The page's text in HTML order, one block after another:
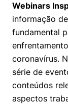
Engenharia
Economia
Finanças
Negócios
Políticas
Webinars
informação
fundamental
coronavírus.
série de
conteúdos
aspectos